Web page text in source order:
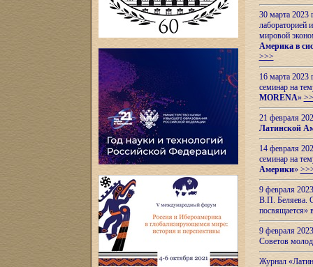
30 марта 2023
лабораторией
мировой
Америка в
>>>
16 марта 2023
семинар на
MORENA»
21 февраля
Латинской
14 февраля
семинар на
Америки»
9 февраля
В.П. Беляева.
посвящается»
9 февраля
Советов
Журнал